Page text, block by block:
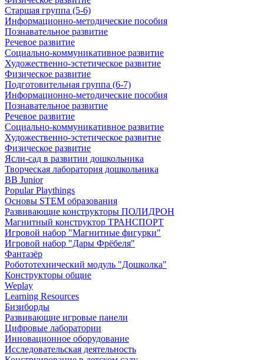
Старшая группа (5-6)
Информационно-методические пособия
Познавательное развитие
Речевое развитие
Социально-коммуникативное развитие
Художественно-эстетическое развитие
Физическое развитие
Подготовительная группа (6-7)
Информационно-методические пособия
Познавательное развитие
Речевое развитие
Социально-коммуникативное развитие
Художественно-эстетическое развитие
Физическое развитие
Ясли-сад в развитии дошкольника
Творческая лаборатория дошкольника
BB Junior
Popular Playthings
Основы STEM образования
Развивающие конструкторы ПОЛИДРОН
Магнитный конструктор ТРАНСПОРТ
Игровой набор "Магнитные фигурки"
Игровой набор "Дары Фрёбеля"
Фантазёр
Робототехнический модуль "Дошколка"
Конструкторы общие
Weplay
Learning Resources
Бизиборды
Развивающие игровые панели
Цифровые лаборатории
Инновационное оборудование
Исследовательская деятельность